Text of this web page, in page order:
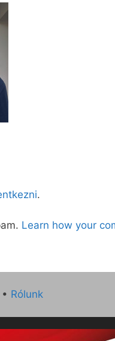
.
Learn how your
• Rólunk